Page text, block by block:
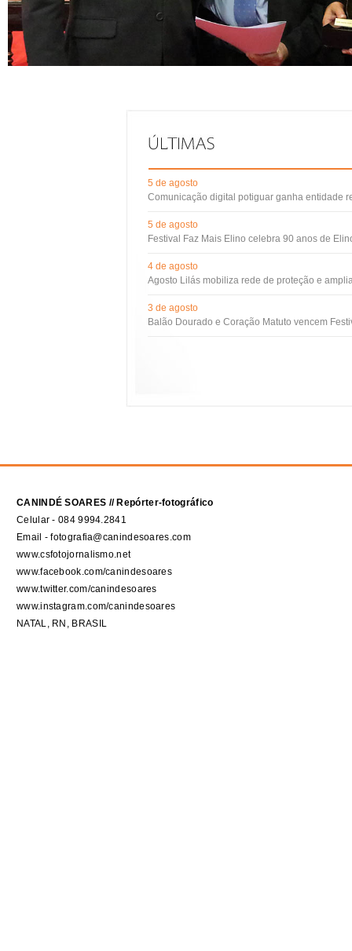
5 de agosto
Comunicação digital potiguar ganha entidade
5 de agosto
Festival Faz Mais Elino celebra 90 anos de
4 de agosto
Agosto Lilás mobiliza rede de proteção e
3 de agosto
Balão Dourado e Coração Matuto vencem
CANINDÉ SOARES // Repórter-fotográfico
Celular - 084 9994.2841
Email - fotografia@canindesoares.com
www.csfotojornalismo.net
www.facebook.com/canindesoares
www.twitter.com/canindesoares
www.instagram.com/canindesoares
NATAL, RN, BRASIL